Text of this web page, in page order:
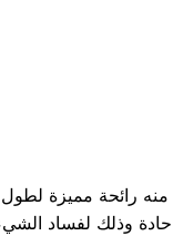
رائحة مميزة
وذلك لفساد